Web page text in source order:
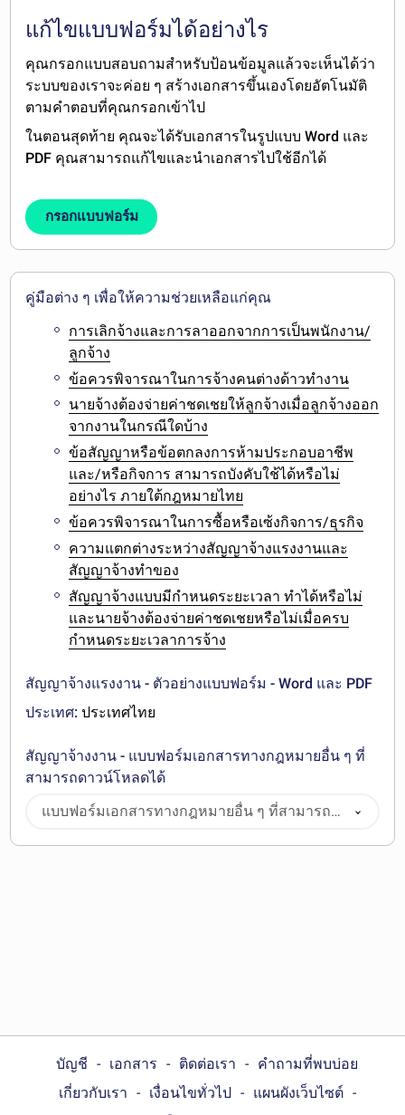
แก้ไขแบบฟอร์มได้อย่างไร
คุณกรอกแบบสอบถามสำหรับป้อนข้อมูลแล้วจะเห็นได้ว่า
ระบบของเราจะค่อย ๆ สร้างเอกสารขึ้นเองโดยอัตโนมัติ
ตามคำตอบที่คุณกรอกเข้าไป
ในตอนสุดท้าย คุณจะได้รับเอกสารในรูปแบบWord และ
PDF คุณสามารถแก้ไขและนำเอกสารไปใช้อีกได้
กรอกแบบฟอร์ม
คู่มือต่าง ๆ เพื่อให้ความช่วยเหลือแก่คุณ
การเลิกจ้างและการลาออกจากการเป็นพนักงาน/
ลูกจ้าง
ข้อควรพิจารณาในการจ้างคนต่างด้าวทำงาน
นายจ้างต้องจ่ายค่าชดเชยให้ลูกจ้างเมื่อลูกจ้างออก
จากงานในกรณีใดบ้าง
ข้อสัญญาหรือข้อตกลงการห้ามประกอบอาชีพ
และ/หรือกิจการ สามารถบังคับใช้ได้หรือไม่
อย่างไร ภายใต้กฎหมายไทย
ข้อควรพิจารณาในการซื้อหรือเซ้งกิจการ/ธุรกิจ
ความแตกต่างระหว่างสัญญาจ้างแรงงานและ
สัญญาจ้างทำของ
สัญญาจ้างแบบมีกำหนดระยะเวลา ทำได้หรือไม่
และนายจ้างต้องจ่ายค่าชดเชยหรือไม่เมื่อครบ
กำหนดระยะเวลาการจ้าง
สัญญาจ้างแรงงาน - ตัวอย่างแบบฟอร์ม - Word และ PDF
ประเทศ: ประเทศไทย
สัญญาจ้างงาน - แบบฟอร์มเอกสารทางกฎหมายอื่น ๆ ที่
สามารถดาวน์โหลดได้
แบบฟอร์มเอกสารทางกฎหมายอื่น ๆ ที่สามารถ
ดาวน์โหลดได้
บัญชี เอกสาร ติดต่อเรา
คำถามที่พบบ่อย
เกี่ยวกับเรา
เงื่อนไขทั่วไป
แผนผังเว็บไซต์